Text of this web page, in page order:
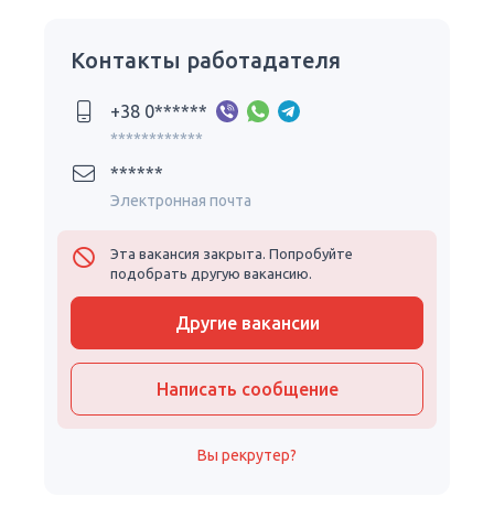
Контакты работадателя
+38 0******
************
******
Электронная почта
Эта вакансия закрыта. Попробуйте
подобрать другую вакансию.
Другие вакансии
Написать сообщение
Вы рекрутер?